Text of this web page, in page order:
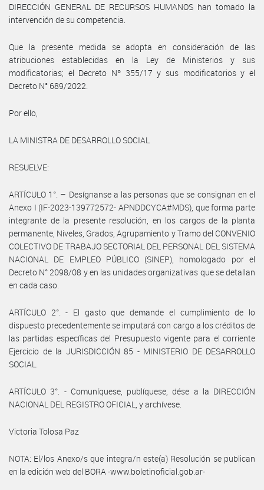
DIRECCIÓN GENERAL DE RECURSOS HUMANOS han tomado la
intervención de su competencia.
Que la presente medida se adopta en consideración de las
atribuciones establecidas en la Ley de Ministerios y sus
modificatorias; el Decreto Nº 355/17 y sus modificatorios y el
Decreto N° 689/2022.
Por ello,
LA MINISTRA DE DESARROLLO SOCIAL
RESUELVE:
ARTÍCULO 1°. – Desígnanse a las personas que se consignan en el
Anexo I (IF-2023-139772572- APNDDCYCA#MDS), que forma parte
integrante de la presente resolución, en los cargos de la planta
permanente, Niveles, Grados, Agrupamiento y Tramo del CONVENIO
COLECTIVO DE TRABAJO SECTORIAL DEL PERSONAL DEL SISTEMA
NACIONAL DE EMPLEO PÚBLICO (SINEP), homologado por el
Decreto N° 2098/08 y en las unidades organizativas que se detallan
en cada caso.
ARTÍCULO 2°. - El gasto que demande el cumplimiento de lo
dispuesto precedentemente se imputará con cargo a los créditos de
las partidas específicas del Presupuesto vigente para el corriente
Ejercicio de la JURISDICCIÓN 85 - MINISTERIO DE DESARROLLO
SOCIAL.
ARTÍCULO 3°. - Comuníquese, publíquese, dése a la DIRECCIÓN
NACIONAL DEL REGISTRO OFICIAL, y archívese.
Victoria Tolosa Paz
NOTA: El/los Anexo/s que integra/n este(a) Resolución se publican
en la edición web del BORA -www.boletinoficial.gob.ar-